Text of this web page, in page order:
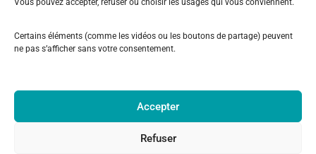
Vous pouvez accepter, refuser ou choisir les usages qui vous conviennent.
Certains éléments (comme les vidéos ou les boutons de partage) peuvent
ne pas s’afficher sans votre consentement.
Accepter
Refuser
Recevez des inspirations pour
transmettre votre histoire familiale
Je m’inscris